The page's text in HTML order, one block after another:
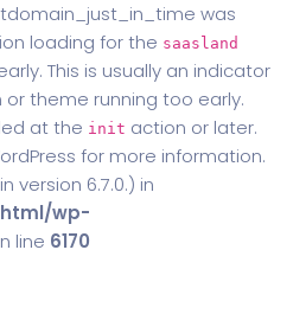
was
loading for the saasland
This is usually an indicator
theme running too early.
at the init action or later.
for more information.
version 6.7.0.) in
wp-
line 6170